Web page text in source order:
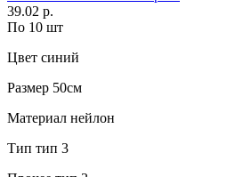
39.02 р.
По 10 шт
Цвет синий
Размер 50см
Материал нейлон
Тип тип 3